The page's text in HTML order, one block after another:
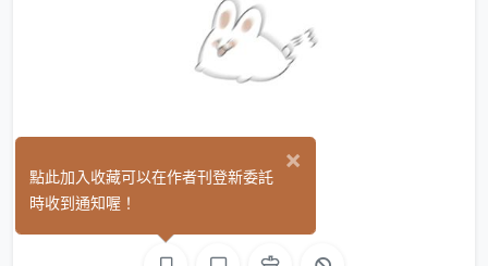
Foam
×
點此加入收藏可以在作者刊登新委託
時收到通知喔！